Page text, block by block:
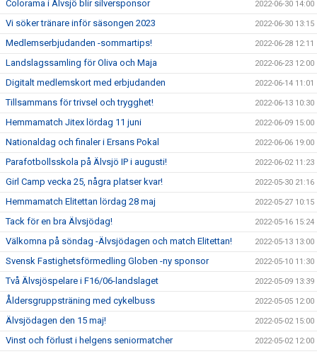
Colorama i Älvsjö blir silversponsor 2022-06-30 14:00
Vi söker tränare inför säsongen 2023 2022-06-30 13:15
Medlemserbjudanden -sommartips! 2022-06-28 12:11
Landslagssamling för Oliva och Maja 2022-06-23 12:00
Digitalt medlemskort med erbjudanden 2022-06-14 11:01
Tillsammans för trivsel och trygghet! 2022-06-13 10:30
Hemmamatch Jitex lördag 11 juni 2022-06-09 15:00
Nationaldag och finaler i Ersans Pokal 2022-06-06 19:00
Parafotbollsskola på Älvsjö IP i augusti! 2022-06-02 11:23
Girl Camp vecka 25, några platser kvar! 2022-05-30 21:16
Hemmamatch Elitettan lördag 28 maj 2022-05-27 10:15
Tack för en bra Älvsjödag! 2022-05-16 15:24
Välkomna på söndag -Älvsjödagen och match Elitettan! 2022-05-13 13:00
Svensk Fastighetsförmedling Globen -ny sponsor 2022-05-10 11:30
Två Älvsjöspelare i F16/06-landslaget 2022-05-09 13:39
Åldersgruppsträning med cykelbuss 2022-05-05 12:00
Älvsjödagen den 15 maj! 2022-05-02 15:00
Vinst och förlust i helgens seniormatcher 2022-05-02 12:00